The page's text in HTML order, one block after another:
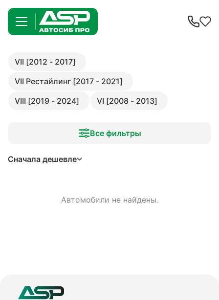
VII [2012 - 2017]
VII Рестайлинг [2017 - 2021]
VIII [2019 - 2024]
VI [2008 - 2013]
Все фильтры
Сначала дешевле
Автомобили не найдены.